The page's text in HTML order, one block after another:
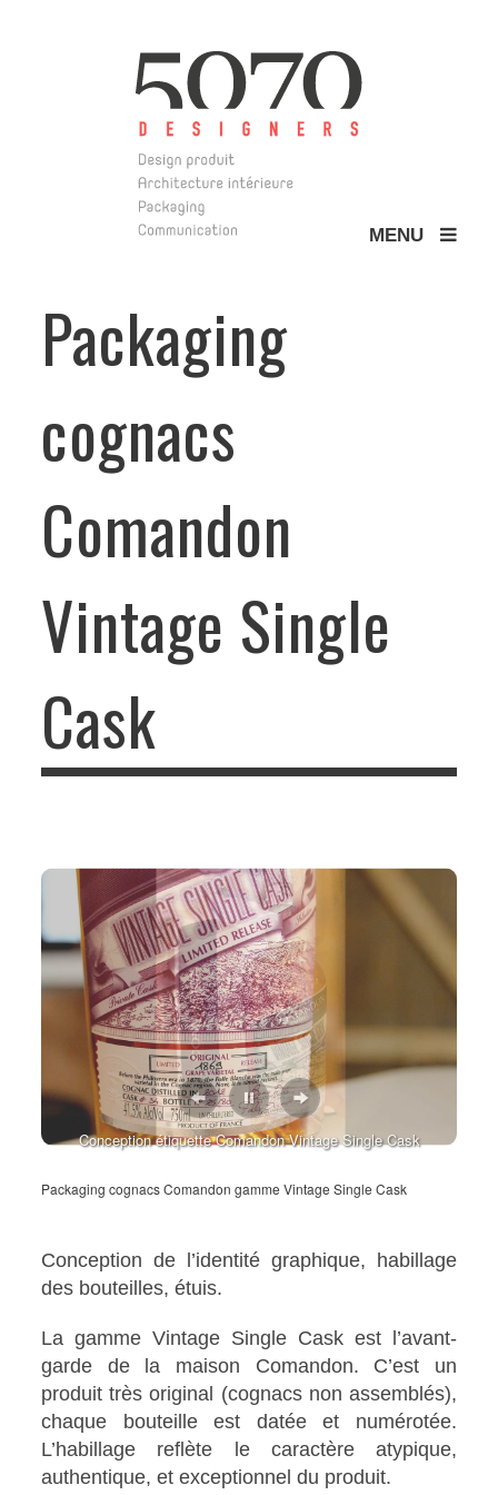
MENU
Packaging
cognacs
Comandon
Vintage Single
Cask
Conception étiquette Comandon Vintage Single Cask
Conception étiquette Comandon Vintage Single Cask
Packaging cognacs Comandon gamme Vintage Single Cask
Conception de l’identité graphique, habillage
des bouteilles, étuis.
La gamme Vintage Single Cask est l’avant-
garde de la maison Comandon. C’est un
produit très original (cognacs non assemblés),
chaque bouteille est datée et numérotée.
L’habillage reflète le caractère atypique,
authentique, et exceptionnel du produit.